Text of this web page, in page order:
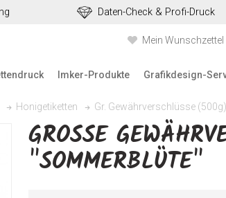
Daten-Check & Profi-Druck
Mein Wunschzettel
Imker-Produkte Grafikdesign-
Honigetiketten Gr. Gewährverschlüsse (500g)
GROSSE
SOMMERBLÜTE"